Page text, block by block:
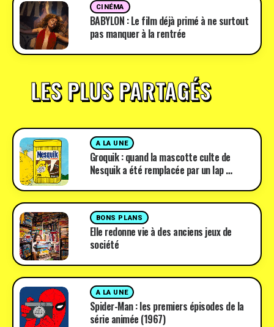
CINÉMA
BABYLON : Le film déjà primé à ne surtout
pas manquer à la rentrée
LES PLUS PARTAGÉS
A LA UNE
Groquik : quand la mascotte culte de
Nesquik a été remplacée par un lap …
BONS PLANS
Elle redonne vie à des anciens jeux de
société
A LA UNE
Spider-Man : les premiers épisodes de la
série animée (1967)